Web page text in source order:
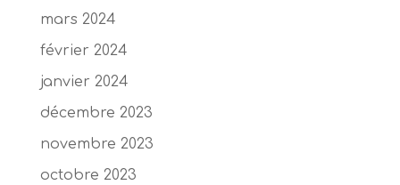
mars 2024
février 2024
janvier 2024
décembre 2023
novembre 2023
octobre 2023